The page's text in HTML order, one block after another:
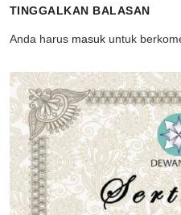
TINGGALKAN BALASAN
Anda harus masuk untuk